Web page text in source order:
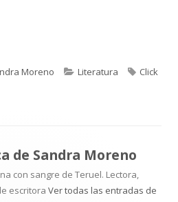
Moreno Categorías
Literatura Etiquetas
Click
de Sandra Moreno
con sangre de Teruel. Lectora,
escritora Ver todas las entradas de